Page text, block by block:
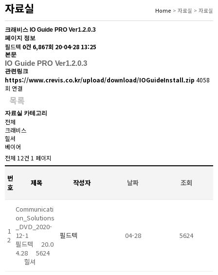
자료실 Home > 자료실 > 자료실
크래비스 IO Guide PRO Ver1.2.0.3
페이지 정보
필드텍 0건 6,867회 20-04-28 13:25
본문
IO Guide PRO Ver1.2.0.3
관련링크
https://www.crevis.co.kr/upload/download/IOGuideInstall.zip 4058
회 연결
목록
자료실 카테고리
전체
크래비스
힐셔
베이어
전체 12건 1 페이지
번
호
제목 작성자 날짜 조회
1
2
Communicati
on_Solutions
_DVD_2020-
12-1
필드텍
20.0
4.28
5624
힐셔
필드텍 04-28 5624